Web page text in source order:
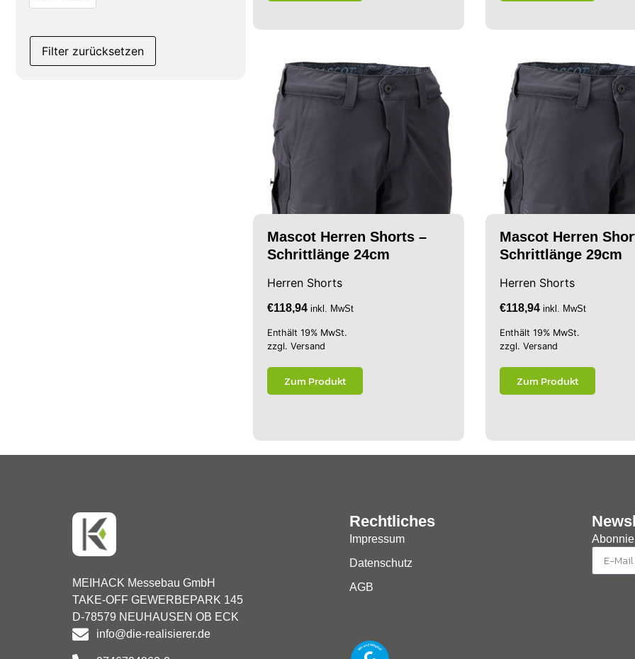
Filter zurücksetzen
Mascot Herren Shorts –
Schrittlänge 24cm
Herren Shorts
€118,94 inkl. MwSt
Enthält 19% MwSt.
zzgl. Versand
Zum Produkt
Mascot Herren
Schrittlänge 29cm
Herren Shorts
€118,94 inkl. MwSt
Enthält 19% MwSt.
zzgl.Versand
Zum Produkt
MEIHACK Messebau GmbH
TAKE-OFF GEWERBEPARK 145
D-78579 NEUHAUSEN OB ECK
info@die-realisierer.de
Rechtliches
Impressum
Datenschutz
AGB